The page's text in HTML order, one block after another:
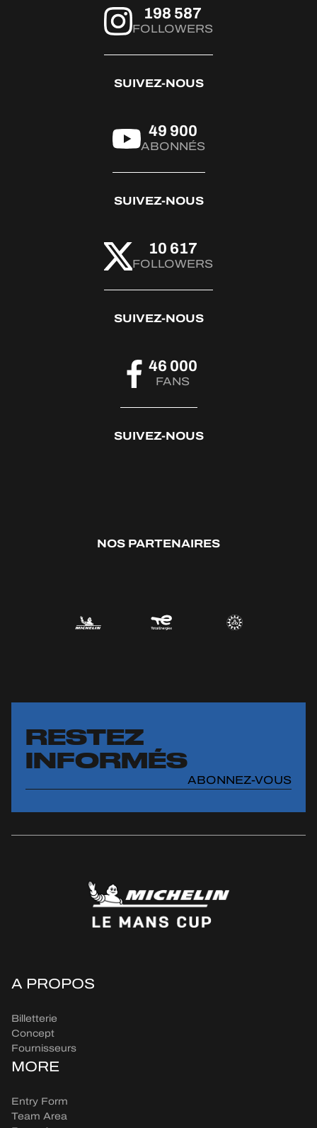
198 587
FOLLOWERS
SUIVEZ-NOUS
49 900
ABONNÉS
SUIVEZ-NOUS
10 617
FOLLOWERS
SUIVEZ-NOUS
46 000
FANS
SUIVEZ-NOUS
NOS PARTENAIRES
RESTEZ
INFORMÉS
ABONNEZ-VOUS
A PROPOS
Billetterie
Concept
Fournisseurs
MORE
Entry Form
Team Area